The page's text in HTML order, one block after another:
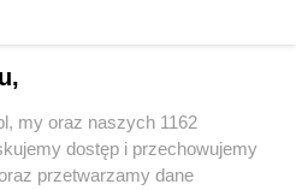
tirów na DTŚ 12
my oraz naszych 1162
dostęp i przechowujemy
przetwarzamy dane